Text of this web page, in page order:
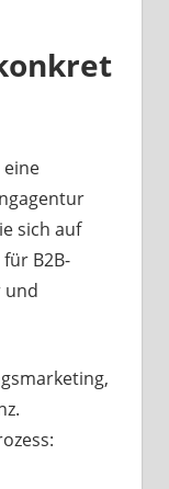
eine
sich auf
B2B-
und